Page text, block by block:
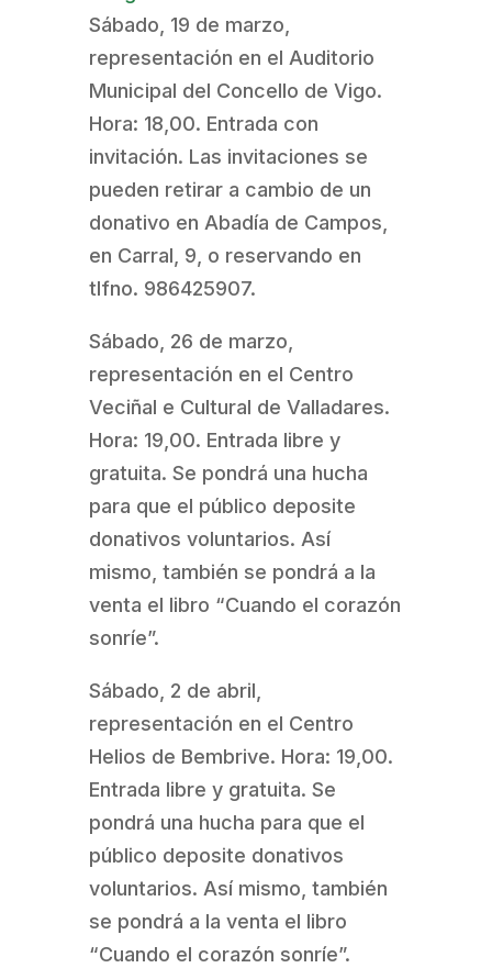
Sábado, 19 de marzo,
representación en el Auditorio
Municipal del Concello de Vigo.
Hora: 18,00. Entrada con
invitación. Las invitaciones se
pueden retirar a cambio de un
donativo en Abadía de Campos,
en Carral, 9, o reservando en
tlfno. 986425907.
Sábado, 26 de marzo,
representación en el Centro
Veciñal e Cultural de Valladares.
Hora: 19,00. Entrada libre y
gratuita. Se pondrá una hucha
para que el público deposite
donativos voluntarios. Así
mismo, también se pondrá a la
venta el libro “Cuando el corazón
sonríe”.
Sábado, 2 de abril,
representación en el Centro
Helios de Bembrive. Hora: 19,00.
Entrada libre y gratuita. Se
pondrá una hucha para que el
público deposite donativos
voluntarios. Así mismo, también
se pondrá a la venta el libro
“Cuando el corazón sonríe”.